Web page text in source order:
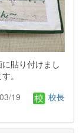
貼り付けまし
。
19 校長